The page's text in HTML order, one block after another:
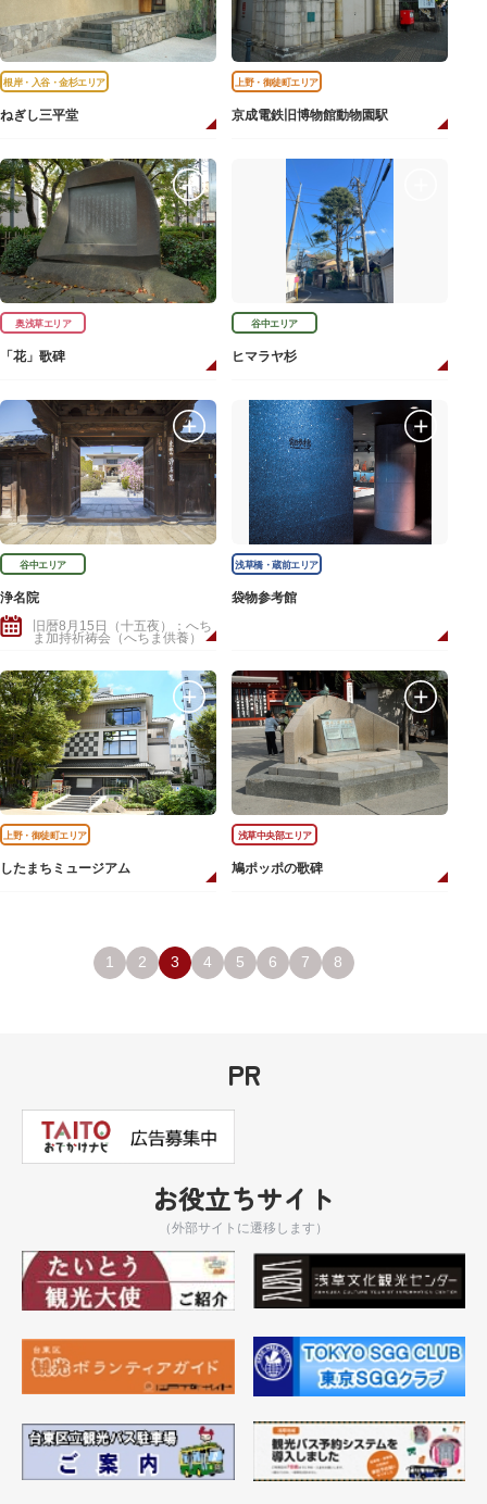
根岸・入谷・金杉エリア
ねぎし三平堂
上野・御徒町エリア
京成電鉄旧博物館動物園駅
奥浅草エリア
「花」歌碑
谷中エリア
ヒマラヤ杉
谷中エリア
浄名院
旧暦8月15日（十五夜）：へち
ま加持祈祷会（へちま供養）
浅草橋・蔵前エリア
袋物参考館
上野・御徒町エリア
したまちミュージアム
浅草中央部エリア
鳩ポッポの歌碑
1 2 3 4 5 6 7 8
PR
お役立ちサイト
（外部サイトに遷移します）